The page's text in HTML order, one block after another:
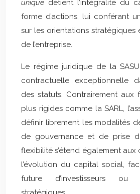
unique détient l’intégralité du
forme d’actions, lui conférant
sur les orientations stratégiques
de l’entreprise.
Le régime juridique de la
contractuelle exceptionnelle
des statuts. Contrairement aux
plus rigides comme la SARL,
définir librement les modalités
de gouvernance et de prise
flexibilité s’étend également aux
l’évolution du capital social,
future d’investisseurs ou